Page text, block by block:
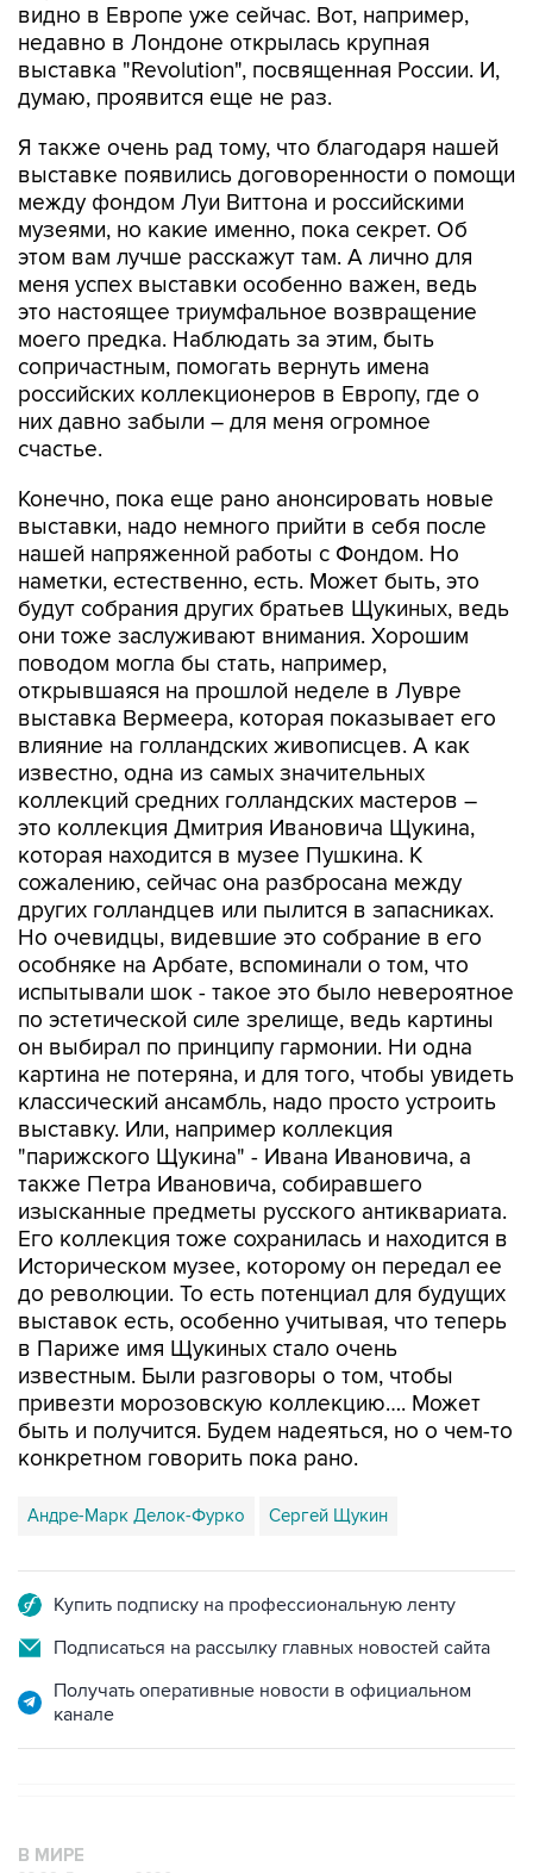
видно в Европе уже сейчас. Вот, например,
недавно в Лондоне открылась крупная
выставка "Revolution", посвященная России. И,
думаю, проявится еще не раз.
Я также очень рад тому, что благодаря нашей
выставке появились договоренности о помощи
между фондом Луи Виттона и российскими
музеями, но какие именно, пока секрет. Об
этом вам лучше расскажут там. А лично для
меня успех выставки особенно важен, ведь
это настоящее триумфальное возвращение
моего предка. Наблюдать за этим, быть
сопричастным, помогать вернуть имена
российских коллекционеров в Европу, где о
них давно забыли – для меня огромное
счастье.
Конечно, пока еще рано анонсировать новые
выставки, надо немного прийти в себя после
нашей напряженной работы с Фондом. Но
наметки, естественно, есть. Может быть, это
будут собрания других братьев Щукиных, ведь
они тоже заслуживают внимания. Хорошим
поводом могла бы стать, например,
открывшаяся на прошлой неделе в Лувре
выставка Вермеера, которая показывает его
влияние на голландских живописцев. А как
известно, одна из самых значительных
коллекций средних голландских мастеров –
это коллекция Дмитрия Ивановича Щукина,
которая находится в музее Пушкина. К
сожалению, сейчас она разбросана между
других голландцев или пылится в запасниках.
Но очевидцы, видевшие это собрание в его
особняке на Арбате, вспоминали о том, что
испытывали шок - такое это было невероятное
по эстетической силе зрелище, ведь картины
он выбирал по принципу гармонии. Ни одна
картина не потеряна, и для того, чтобы увидеть
классический ансамбль, надо просто устроить
выставку. Или, например коллекция
"парижского Щукина" - Ивана Ивановича, а
также Петра Ивановича, собиравшего
изысканные предметы русского антиквариата.
Его коллекция тоже сохранилась и находится в
Историческом музее, которому он передал ее
до революции. То есть потенциал для будущих
выставок есть, особенно учитывая, что теперь
в Париже имя Щукиных стало очень
известным. Были разговоры о том, чтобы
привезти морозовскую коллекцию…. Может
быть и получится. Будем надеяться, но о чем-то
конкретном говорить пока рано.
Андре-Марк Делок-Фурко Сергей Щукин
Купить подписку на профессиональную ленту
Подписаться на рассылку главных новостей сайта
Получать оперативные новости в официальном
канале
В МИРЕ